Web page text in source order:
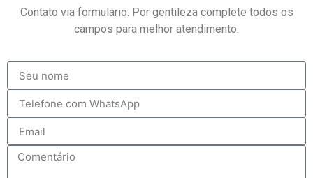
Contato via formulário. Por gentileza complete todos os
campos para melhor atendimento: